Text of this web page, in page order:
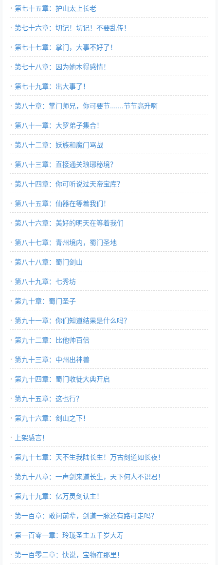
第七十五章：护山太上长老
第七十六章：切记！切记！不要乱传！
第七十七章：掌门，大事不好了！
第七十八章：因为她木得感情！
第七十九章：出大事了！
第八十章：掌门师兄，你可要节.......节节高升啊
第八十一章：大罗弟子集合！
第八十二章：妖族和魔门骂战
第八十三章：直接通关琅琊秘境？
第八十四章：你可听说过天帝宝库？
第八十五章：仙器在等着我们！
第八十六章：美好的明天在等着我们
第八十七章：青州境内，蜀门圣地
第八十八章：蜀门剑山
第八十九章：七秀坊
第九十章：蜀门圣子
第九十一章：你们知道结果是什么吗？
第九十二章：比他帅百倍
第九十三章：中州出神兽
第九十四章：蜀门收徒大典开启
第九十五章：这也行？
第九十六章：剑山之下！
上架感言！
第九十七章：天不生我陆长生！万古剑道如长夜！
第九十八章：一声剑来道长生，天下何人不识君！
第九十九章：亿万灵剑认主！
第一百章：敢问前辈，剑道一脉还有路可走吗？
第一百零一章：玲珑圣主五千岁大寿
第一百零二章：快说，宝物在那里！